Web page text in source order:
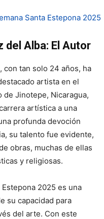
del Alba: El Autor
con tan solo 24 años, ha
artista en el
Jinotepe, Nicaragua,
artística a una
profunda devoción
su talento fue evidente,
obras, muchas de ellas
y religiosas.
2025 es una
su capacidad para
del arte. Con este